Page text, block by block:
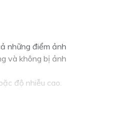
những điểm ảnh
và không bị ảnh
độ nhiễu cao.